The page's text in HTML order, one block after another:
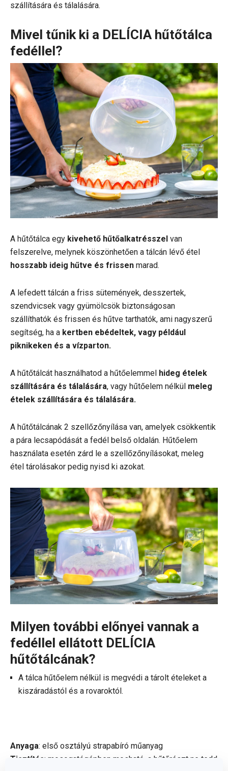
szállítására és tálalására.
Mivel tűnik ki a DELÍCIA hűtőtálca
fedéllel?
A hűtőtálca egy kivehető hűtőalkatrésszel van
felszerelve, melynek köszönhetően a tálcán lévő étel
hosszabb ideig hűtve és frissen marad.
A lefedett tálcán a friss sütemények, desszertek,
szendvicsek vagy gyümölcsök biztonságosan
szállíthatók és frissen és hűtve tarthatók, ami nagyszerű
segítség, ha a kertben ebédeltek, vagy például
piknikeken és a vízparton.
A hűtőtálcát használhatod a hűtőelemmel hideg ételek
szállítására és tálalására, vagy hűtőelem nélkül meleg
ételek szállítására és tálalására.
A hűtőtálcának 2 szellőzőnyílása van, amelyek csökkentik
a pára lecsapódását a fedél belső oldalán. Hűtőelem
használata esetén zárd le a szellőzőnyílásokat, meleg
étel tárolásakor pedig nyisd ki azokat.
Milyen további előnyei vannak a
fedéllel ellátott DELÍCIA
hűtőtálcának?
A tálca hűtőelem nélkül is megvédi a tárolt ételeket a
kiszáradástól és a rovaroktól.
Anyaga: első osztályú strapabíró műanyag
Tisztítás: mosogatógépben mosható, a hűtőrészt ne tedd